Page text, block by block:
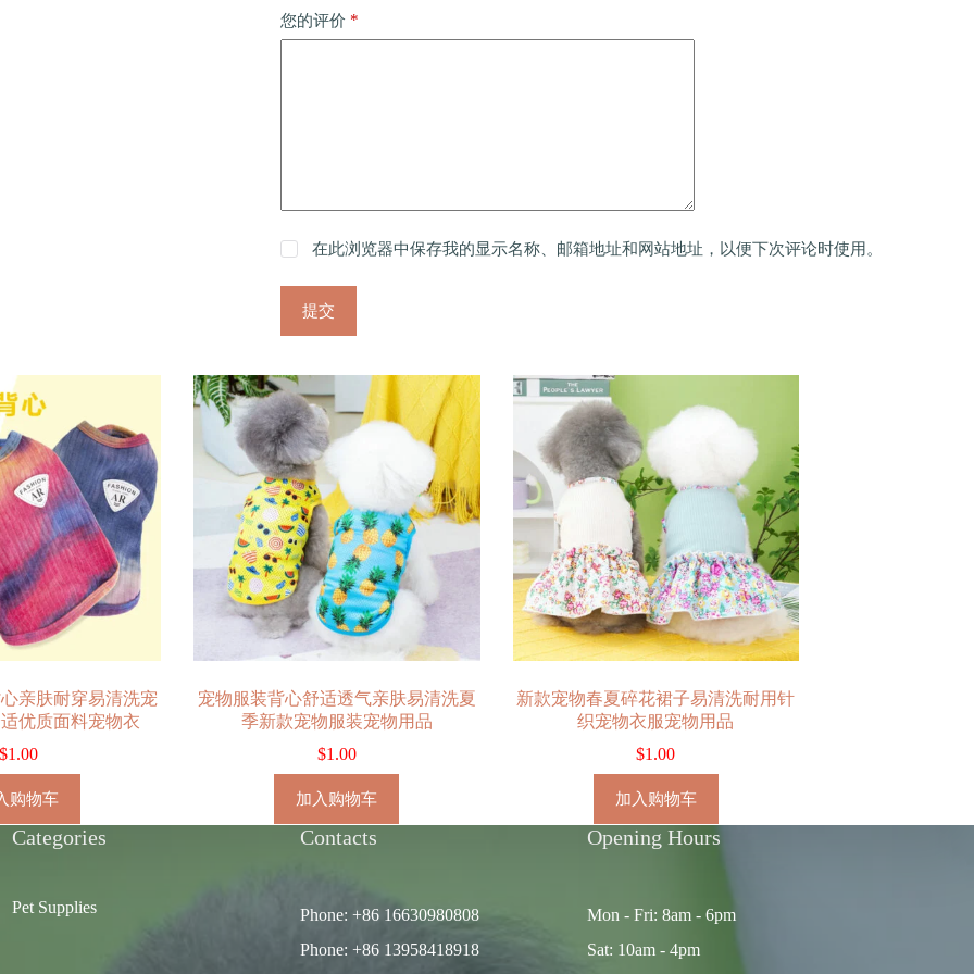
您的评价 *
在此浏览器中保存我的显示名称、邮箱地址和网站地址，以便下次评论时使用。
提交
亲肤耐穿易清洗宠
优质面料宠物衣
1.00
购物车
宠物服装背心舒适透气亲肤易清洗夏
季新款宠物服装宠物用品
$1.00
加入购物车
新款宠物春夏碎花裙子易清洗耐用针
织宠物衣服宠物用品
$1.00
加入购物车
Categories
Pet Supplies
Contacts
Phone: +86 16630980808
Phone: +86 13958418918
Opening Hours
Mon - Fri: 8am - 6pm
Sat: 10am - 4pm